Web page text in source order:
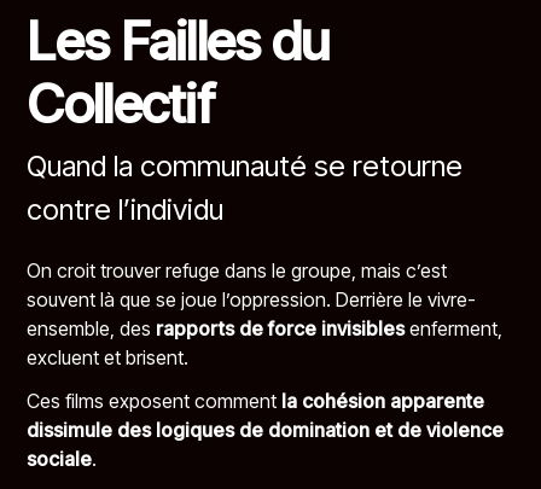
Les Failles du
Collectif
Quand la communauté se retourne
contre l’individu
On croit trouver refuge dans le groupe, mais c’est
souvent là que se joue l’oppression. Derrière le vivre-
ensemble, des rapports de force invisiblesenferment,
excluent et brisent.
Ces films exposent comment la cohésion apparente
dissimule des logiques de domination et de violence
sociale.